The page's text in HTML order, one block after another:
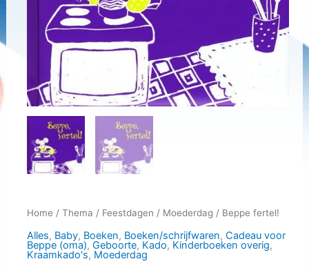
Home / Thema / Feestdagen / Moederdag / Beppe fertel!
Alles, Baby, Boeken, Boeken/schrijfwaren, Cadeau voor
Beppe (oma), Geboorte, Kado, Kinderboeken overig,
Kraamkado's, Moederdag